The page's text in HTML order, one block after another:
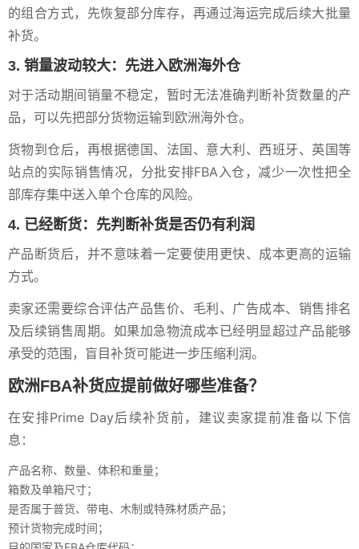
的组合方式，先恢复部分库存，再通过海运完成后续大批量
补货。
3. 销量波动较大：先进入欧洲海外仓
对于活动期间销量不稳定，暂时无法准确判断补货数量的产
品，可以先把部分货物运输到欧洲海外仓。
货物到仓后，再根据德国、法国、意大利、西班牙、英国等
站点的实际销售情况，分批安排FBA入仓，减少一次性把全
部库存集中送入单个仓库的风险。
4. 已经断货：先判断补货是否仍有利润
产品断货后，并不意味着一定要使用更快、成本更高的运输
方式。
卖家还需要综合评估产品售价、毛利、广告成本、销售排名
及后续销售周期。如果加急物流成本已经明显超过产品能够
承受的范围，盲目补货可能进一步压缩利润。
欧洲FBA补货应提前做好哪些准备？
在安排Prime Day后续补货前，建议卖家提前准备以下信
息：
产品名称、数量、体积和重量；
箱数及单箱尺寸；
是否属于普货、带电、木制或特殊材质产品；
预计货物完成时间；